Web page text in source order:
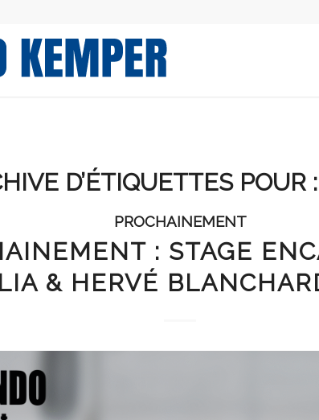
D’ÉTIQUETTES POUR :
PROCHAINEMENT
: STAGE
& HERVÉ